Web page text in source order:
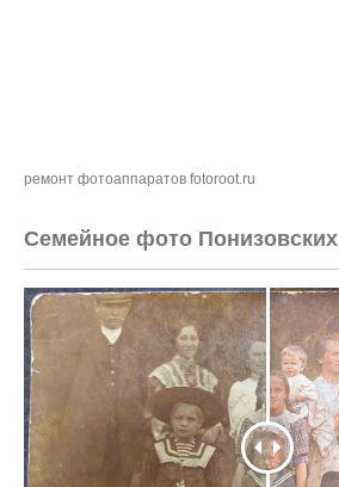
ремонт фотоаппаратов fotoroot.ru
Семейное фото Понизовских